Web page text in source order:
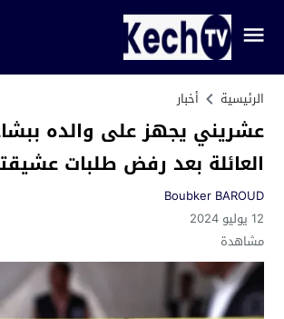
الرئيسية أخبار
عشريني يجهز على والده
العائلة بعد رفض طلبات
Boubker BAROUD
12 يوليو 2024
مشاهدة